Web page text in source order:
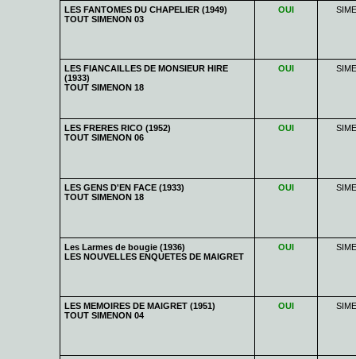
LES FANTOMES DU CHAPELIER (1949)
TOUT SIMENON 03
OUI
LES FIANCAILLES DE MONSIEUR HIRE
(1933)
TOUT SIMENON 18
OUI
LES FRERES RICO (1952)
TOUT SIMENON 06
OUI
LES GENS D'EN FACE (1933)
TOUT SIMENON 18
OUI
Les Larmes de bougie (1936)
LES NOUVELLES ENQUETES DE MAIGRET
OUI
LES MEMOIRES DE MAIGRET (1951)
TOUT SIMENON 04
OUI